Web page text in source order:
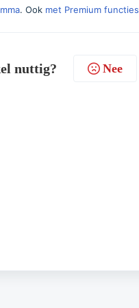
. Ook met Premium functies
nuttig? Nee